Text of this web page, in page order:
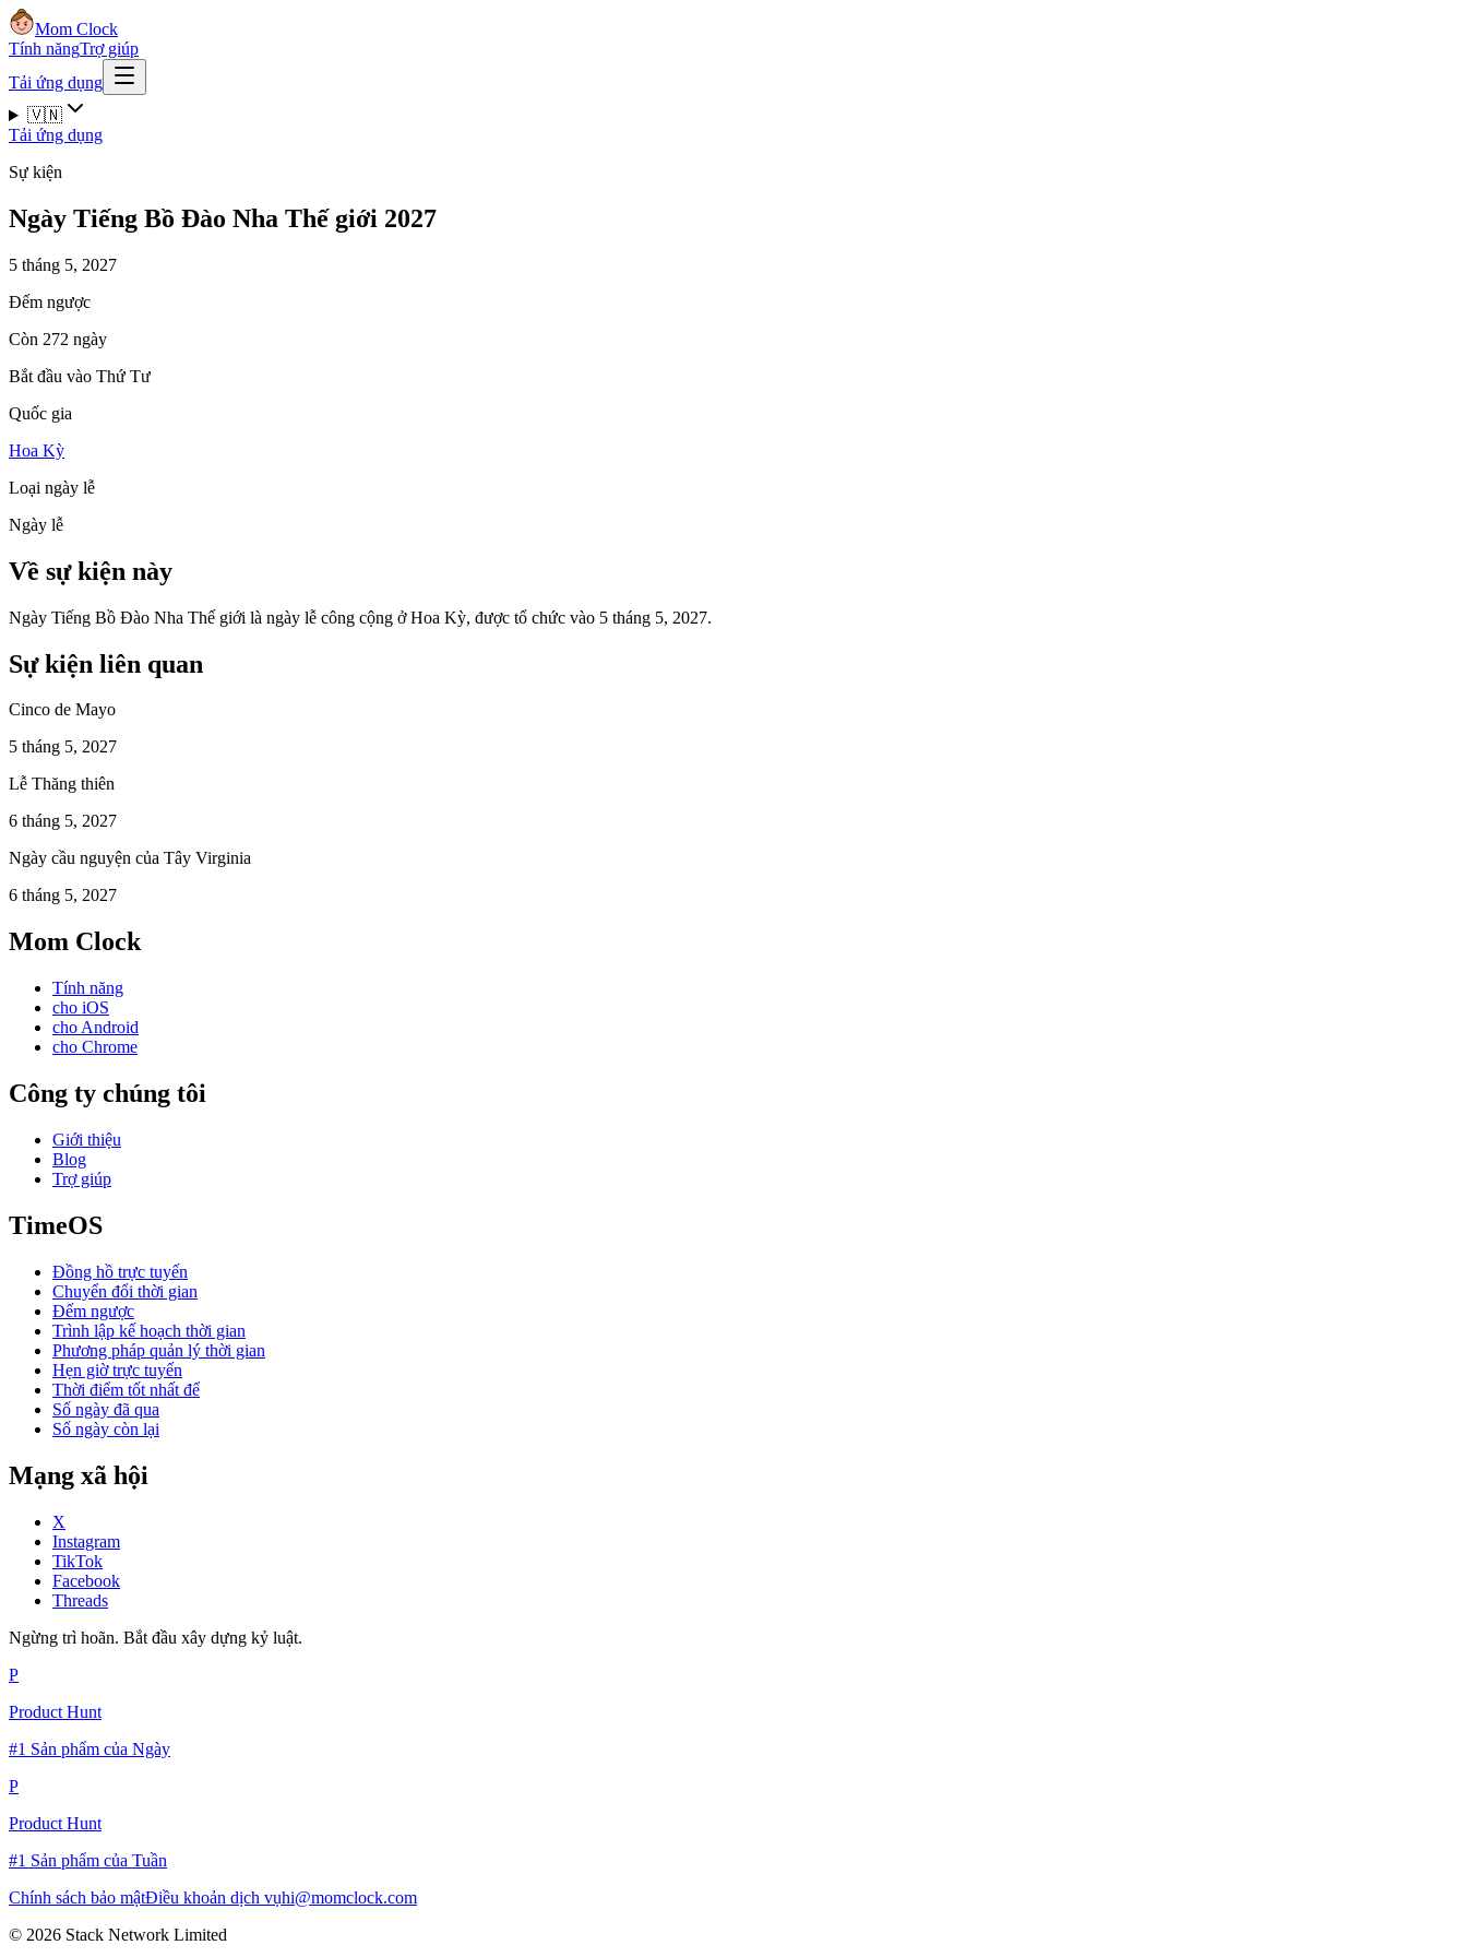
Mom Clock
Tính năngTrợ giúp
Tải ứng dụng
🇻🇳
Tải ứng dụng
Sự kiện
Ngày Tiếng Bồ Đào Nha Thế giới 2027
5 tháng 5, 2027
Đếm ngược
Còn 272 ngày
Bắt đầu vào Thứ Tư
Quốc gia
Hoa Kỳ
Loại ngày lễ
Ngày lễ
Về sự kiện này
Ngày Tiếng Bồ Đào Nha Thế giới là ngày lễ công cộng ở Hoa Kỳ, được tổ chức vào 5 tháng 5, 2027.
Sự kiện liên quan
Cinco de Mayo
5 tháng 5, 2027
Lễ Thăng thiên
6 tháng 5, 2027
Ngày cầu nguyện của Tây Virginia
6 tháng 5, 2027
Mom Clock
Tính năng
cho iOS
cho Android
cho Chrome
Công ty chúng tôi
Giới thiệu
Blog
Trợ giúp
TimeOS
Đồng hồ trực tuyến
Chuyển đổi thời gian
Đếm ngược
Trình lập kế hoạch thời gian
Phương pháp quản lý thời gian
Hẹn giờ trực tuyến
Thời điểm tốt nhất để
Số ngày đã qua
Số ngày còn lại
Mạng xã hội
X
Instagram
TikTok
Facebook
Threads
Ngừng trì hoãn. Bắt đầu xây dựng kỷ luật.
P
Product Hunt
#1 Sản phẩm của Ngày
P
Product Hunt
#1 Sản phẩm của Tuần
Chính sách bảo mậtĐiều khoản dịch vụhi@momclock.com
© 2026 Stack Network Limited